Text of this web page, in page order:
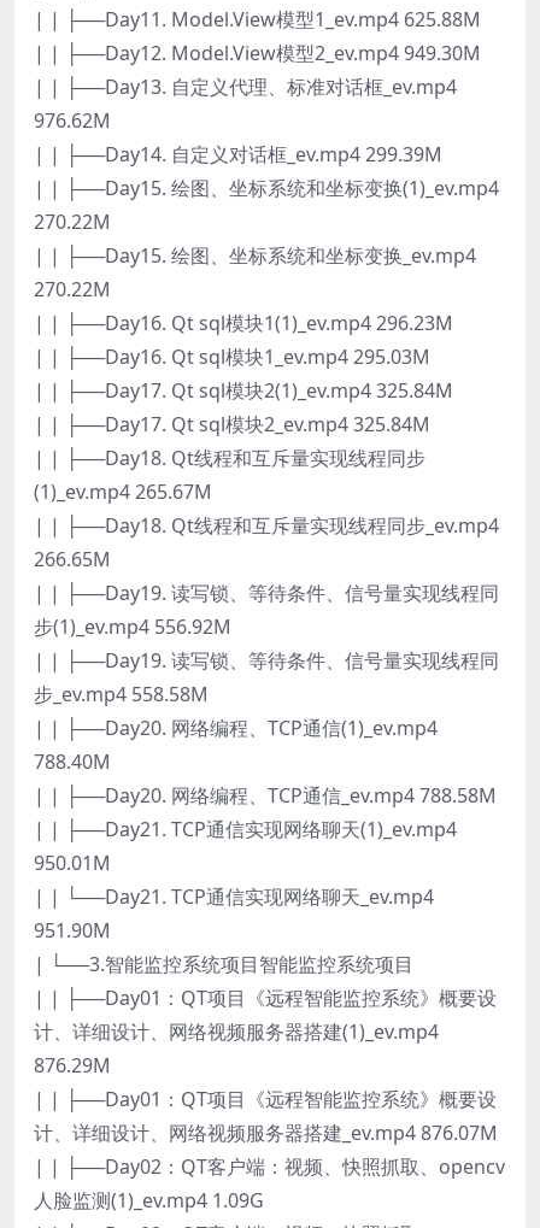
| | ├──Day11. Model.View模型1_ev.mp4 625.88M
| | ├──Day12. Model.View模型2_ev.mp4 949.30M
| | ├──Day13. 自定义代理、标准对话框_ev.mp4
976.62M
| | ├──Day14. 自定义对话框_ev.mp4 299.39M
| | ├──Day15. 绘图、坐标系统和坐标变换(1)_ev.mp4
270.22M
| | ├──Day15. 绘图、坐标系统和坐标变换_ev.mp4
270.22M
| | ├──Day16. Qt sql模块1(1)_ev.mp4 296.23M
| | ├──Day16. Qt sql模块1_ev.mp4 295.03M
| | ├──Day17. Qt sql模块2(1)_ev.mp4 325.84M
| | ├──Day17. Qt sql模块2_ev.mp4 325.84M
| | ├──Day18. Qt线程和互斥量实现线程同步
(1)_ev.mp4 265.67M
| | ├──Day18. Qt线程和互斥量实现线程同步_ev.mp4
266.65M
| | ├──Day19. 读写锁、等待条件、信号量实现线程同
步(1)_ev.mp4 556.92M
| | ├──Day19. 读写锁、等待条件、信号量实现线程同
步_ev.mp4 558.58M
| | ├──Day20. 网络编程、TCP通信(1)_ev.mp4
788.40M
| | ├──Day20. 网络编程、TCP通信_ev.mp4 788.58M
| | ├──Day21. TCP通信实现网络聊天(1)_ev.mp4
950.01M
| | └──Day21. TCP通信实现网络聊天_ev.mp4
951.90M
| └──3.智能监控系统项目智能监控系统项目
| | ├──Day01：QT项目《远程智能监控系统》概要设
计、详细设计、网络视频服务器搭建(1)_ev.mp4
876.29M
| | ├──Day01：QT项目《远程智能监控系统》概要设
计、详细设计、网络视频服务器搭建_ev.mp4 876.07M
| | ├──Day02：QT客户端：视频、快照抓取、opencv
人脸监测(1)_ev.mp4 1.09G